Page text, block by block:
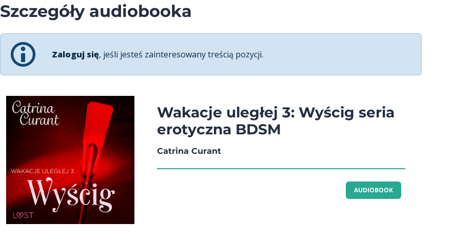
Szczegóły audiobooka
Zaloguj się, jeśli jesteś zainteresowany treścią pozycji.
Wakacje uległej 3: Wyścig seria
erotyczna BDSM
Catrina Curant
AUDIOBOOK